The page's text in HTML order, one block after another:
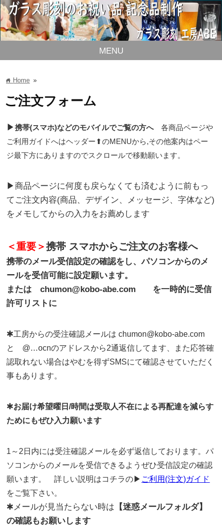
MENU
home Home »
ご注文フォーム
▶携帯(スマホ)などのモバイルでご覧の方へ各商品ページや
ご利用ガイドへはヘッダー⬆のMENUから,その他案内はペー
ジ最下方にありますのでスクロールで移動願います。
▶商品ページに何度も戻らなくても済むように前もっ
てご注文内容(商品、デザイン、メッセージ、字体など)
をメモしてからの入力をお薦めします
＜重要＞携帯 スマホからご注文のお客様へ
携帯のメール受信設定の確認をし、パソコンからのメ
ールを受信可能に設定願います。
または chumon@kobo-abe.com を一時的に受信
許可リストに
✱工房からの受注確認メールは chumon@kobo-abe.com
と @…ocnのアドレスから2通返信してます、また応答確
認取れない場合はやむを得ずSMSにて確認させていただく
事もあります。
✱お届け希望曜日/時間は受取人不在による再配達を減らす
ためにもぜひ入力願います
1～2日内には受注確認メールを必ず返信しております。パ
ソコンからのメールを受信できるようぜひ受信設定の確認
願います。 詳しい説明はコチラの▶ ご利用(注文)ガイド
をご覧下さい。
✱メールが見当たらない時は 【迷惑メールフォルダ】
の確認もお願いします